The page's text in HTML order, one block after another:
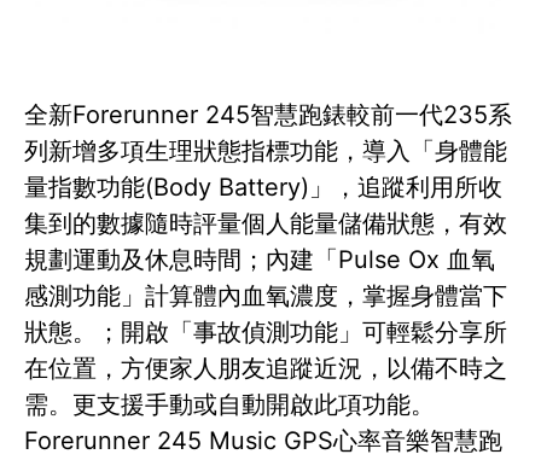
全新Forerunner 245智慧跑錶較前一代235系
列新增多項生理狀態指標功能，導入「身體能
量指數功能(Body Battery)」，追蹤利用所收
集到的數據隨時評量個人能量儲備狀態，有效
規劃運動及休息時間；內建「Pulse Ox 血氧
感測功能」計算體內血氧濃度，掌握身體當下
狀態。；開啟「事故偵測功能」可輕鬆分享所
在位置，方便家人朋友追蹤近況，以備不時之
需。更支援手動或自動開啟此項功能。
Forerunner 245 Music GPS心率音樂智慧跑